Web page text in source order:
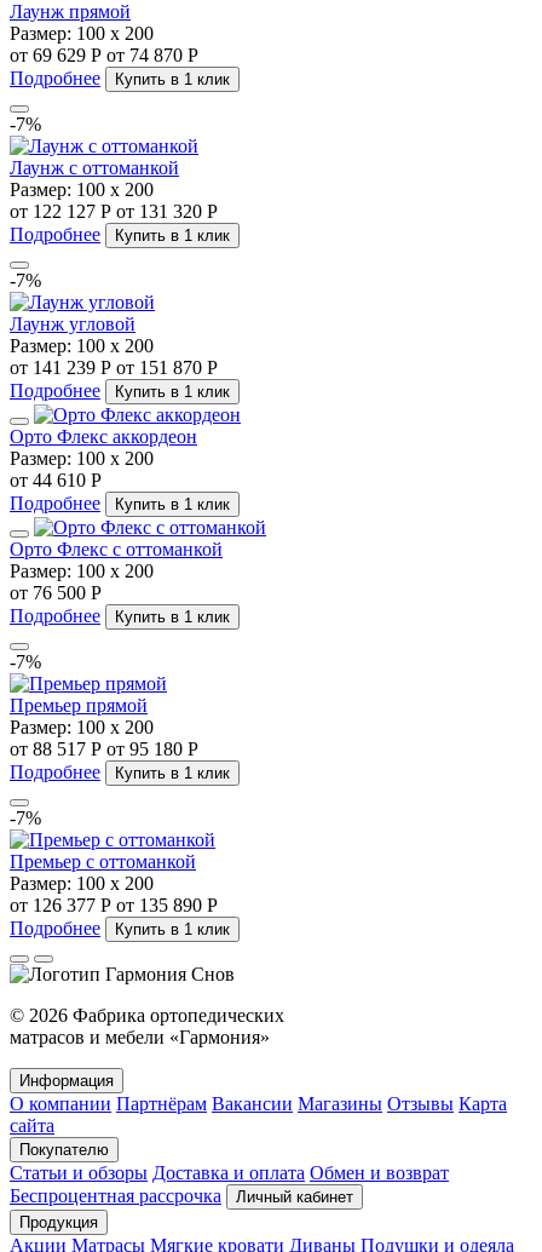
Лаунж прямой
Размер: 100 х 200
от 69 629 Р от 74 870 Р
Подробнее
Купить в 1 клик
-7%
Лаунж с оттоманкой
Размер: 100 х 200
от 122 127 Р от 131 320 Р
Подробнее
Купить в 1 клик
-7%
Лаунж угловой
Размер: 100 х 200
от 141 239 Р от 151 870 Р
Подробнее
Купить в 1 клик
Орто Флекс аккордеон
Размер: 100 х 200
от 44 610 Р
Подробнее
Купить в 1 клик
Орто Флекс с оттоманкой
Размер: 100 х 200
от 76 500 Р
Подробнее
Купить в 1 клик
-7%
Премьер прямой
Размер: 100 х 200
от 88 517 Р от 95 180 Р
Подробнее
Купить в 1 клик
-7%
Премьер с оттоманкой
Размер: 100 х 200
от 126 377 Р от 135 890 Р
Подробнее
Купить в 1 клик
© 2026 Фабрика ортопедических
матрасов и мебели «Гармония»
Информация
О компании Партнёрам Вакансии Магазины Отзывы Карта
сайта
Покупателю
Статьи и обзоры Доставка и оплата Обмен и возврат
Беспроцентная рассрочка
Личный кабинет
Продукция
Акции Матрасы Мягкие кровати Диваны Подушки и одеяла